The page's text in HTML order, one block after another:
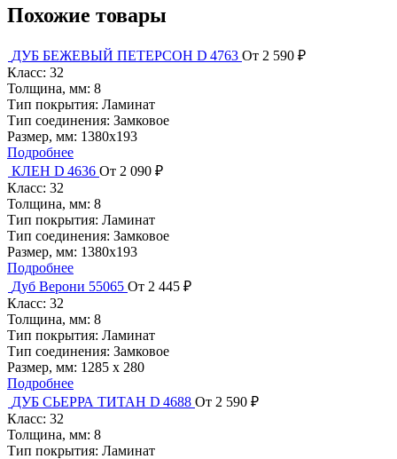
Похожие товары
ДУБ БЕЖЕВЫЙ ПЕТЕРСОН D 4763 От 2 590 ₽
Класс: 32
Толщина, мм: 8
Тип покрытия: Ламинат
Тип соединения: Замковое
Размер, мм: 1380x193
Подробнее
КЛЕН D 4636 От 2 090 ₽
Класс: 32
Толщина, мм: 8
Тип покрытия: Ламинат
Тип соединения: Замковое
Размер, мм: 1380x193
Подробнее
Дуб Верони 55065 От 2 445 ₽
Класс: 32
Толщина, мм: 8
Тип покрытия: Ламинат
Тип соединения: Замковое
Размер, мм: 1285 х 280
Подробнее
ДУБ СЬЕРРА ТИТАН D 4688 От 2 590 ₽
Класс: 32
Толщина, мм: 8
Тип покрытия: Ламинат